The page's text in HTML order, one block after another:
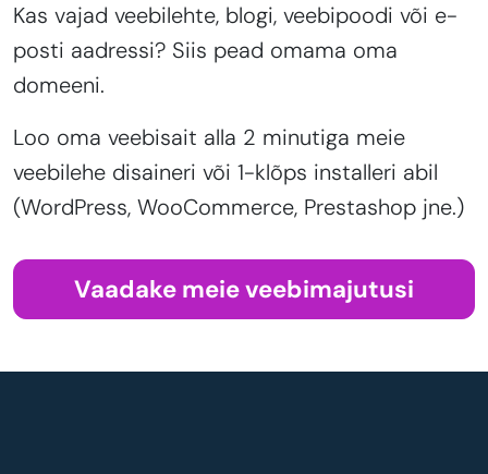
Kas vajad veebilehte, blogi, veebipoodi või e-
posti aadressi? Siis pead omama oma
domeeni.
Loo oma veebisait alla 2 minutiga meie
veebilehe disaineri või 1-klõps installeri abil
(WordPress, WooCommerce, Prestashop jne.)
Vaadake meie veebimajutusi